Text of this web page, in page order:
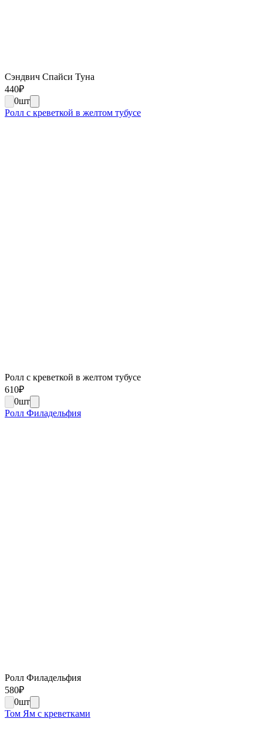
Сэндвич Спайси Туна
440₽
0шт
Ролл с креветкой в желтом тубусе
Ролл с креветкой в желтом тубусе
610₽
0шт
Ролл Филадельфия
Ролл Филадельфия
580₽
0шт
Том Ям с креветками